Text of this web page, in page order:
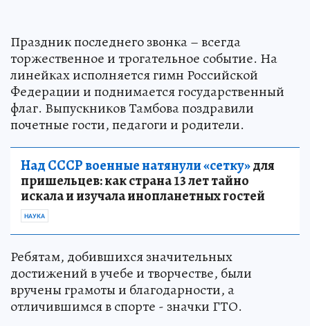
Праздник последнего звонка – всегда
торжественное и трогательное событие. На
линейках исполняется гимн Российской
Федерации и поднимается государственный
флаг. Выпускников Тамбова поздравили
почетные гости, педагоги и родители.
Над СССР военные натянули «сетку»для
пришельцев: как страна 13 лет тайно
искала и изучала инопланетных гостей
НАУКА
Ребятам, добившихся значительных
достижений в учебе и творчестве, были
вручены грамоты и благодарности, а
отличившимся в спорте - значки ГТО.